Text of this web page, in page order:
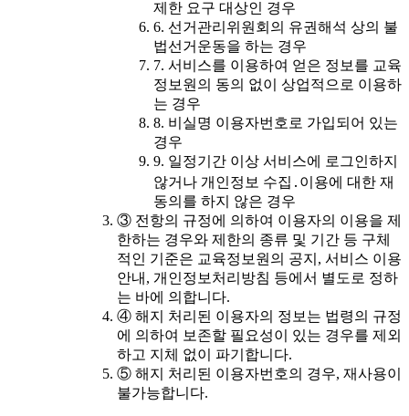
제한 요구 대상인 경우
6. 선거관리위원회의 유권해석 상의 불
법선거운동을 하는 경우
7. 서비스를 이용하여 얻은 정보를 교육
정보원의 동의 없이 상업적으로 이용하
는 경우
8. 비실명 이용자번호로 가입되어 있는
경우
9. 일정기간 이상 서비스에 로그인하지
않거나 개인정보 수집․이용에 대한 재
동의를 하지 않은 경우
③ 전항의 규정에 의하여 이용자의 이용을 제
한하는 경우와 제한의 종류 및 기간 등 구체
적인 기준은 교육정보원의 공지, 서비스 이용
안내, 개인정보처리방침 등에서 별도로 정하
는 바에 의합니다.
④ 해지 처리된 이용자의 정보는 법령의 규정
에 의하여 보존할 필요성이 있는 경우를 제외
하고 지체 없이 파기합니다.
⑤ 해지 처리된 이용자번호의 경우, 재사용이
불가능합니다.